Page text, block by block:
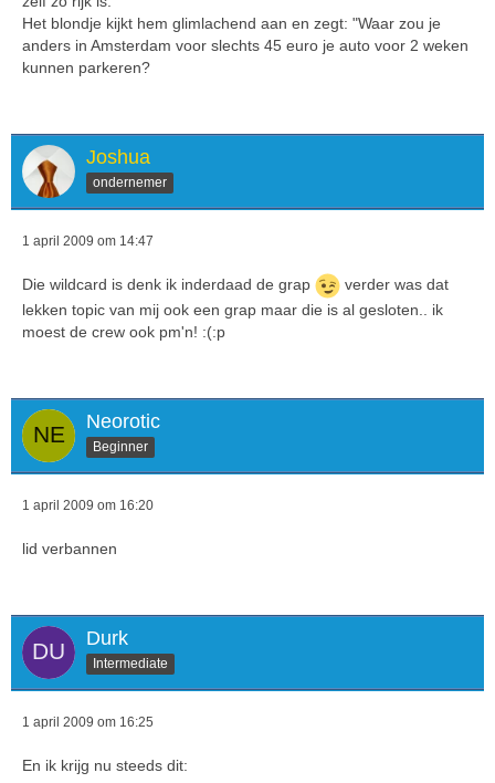
Het blondje kijkt hem glimlachend aan en zegt: "Waar zou je
anders in Amsterdam voor slechts 45 euro je auto voor 2 weken
kunnen parkeren?
Joshua
ondernemer
1 april 2009 om 14:47
Die wildcard is denk ik inderdaad de grap
verder was dat
lekken topic van mij ook een grap maar die is al gesloten.. ik
moest de crew ook pm'n! :(:p
Neorotic
Beginner
1 april 2009 om 16:20
lid verbannen
Durk
Intermediate
1 april 2009 om 16:25
En ik krijg nu steeds dit: